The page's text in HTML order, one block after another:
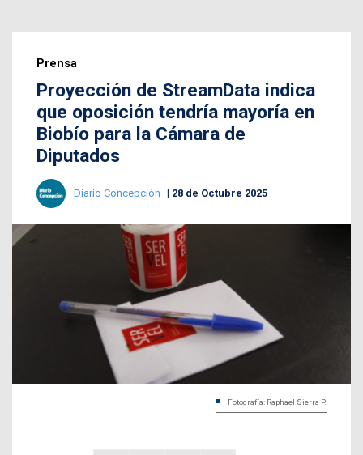
Prensa
Proyección de StreamData indica
que oposición tendría mayoría en
Biobío para la Cámara de
Diputados
Diario Concepción 28 de Octubre 2025
Fotografía: Raphael Sierra P.